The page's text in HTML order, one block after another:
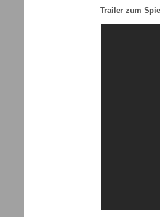
Trailer zum